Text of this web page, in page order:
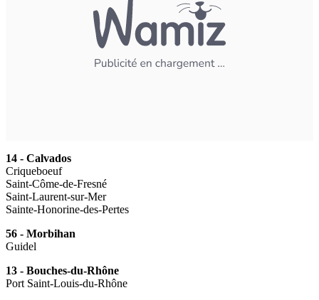
14 - Calvados
Criqueboeuf
Saint-Côme-de-Fresné
Saint-Laurent-sur-Mer
Sainte-Honorine-des-Pertes
56 - Morbihan
Guidel
13 - Bouches-du-Rhône
Port Saint-Louis-du-Rhône